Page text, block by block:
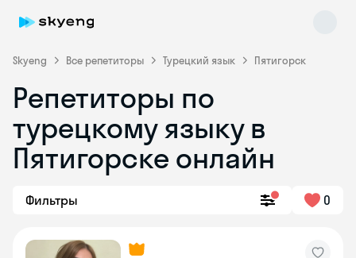
Skyeng Все репетиторы Турецкий язык Пятигорск
Репетиторы по
турецкому языку в
Пятигорске онлайн
Фильтры 0
Skyeng Chat